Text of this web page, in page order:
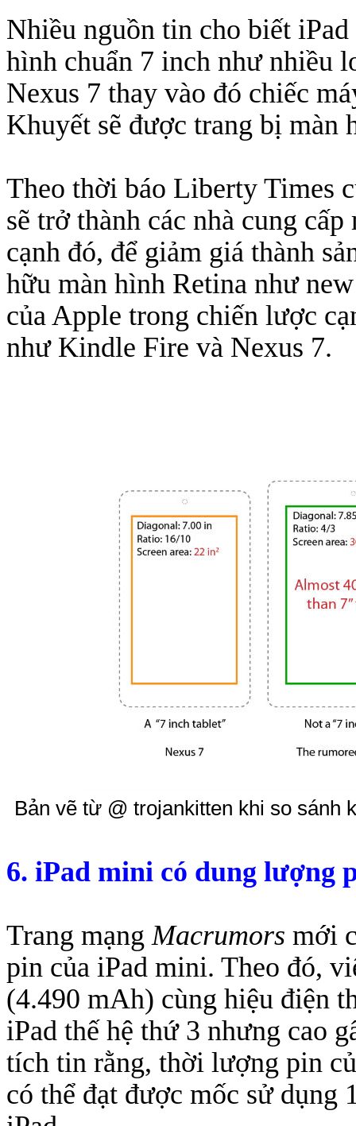
Nhiều nguồn tin cho biết
hình chuẩn 7 inch như nhiều
Nexus 7 thay vào đó chiếc
Khuyết sẽ được trang bị
Theo thời báo Liberty Times
sẽ trở thành các nhà cung
cạnh đó, để giảm giá thành
hữu màn hình Retina như
của Apple trong chiến lược
như Kindle Fire và Nexus 7.
Bản vẽ từ @ trojankitten khi so
6. iPad mini có dung lượng
Trang mạng Macrumors mới
pin của iPad mini. Theo đó,
(4.490 mAh) cùng hiệu điện
iPad thế hệ thứ 3 nhưng cao
tích tin rằng, thời lượng pin
có thể đạt được mốc sử dụng